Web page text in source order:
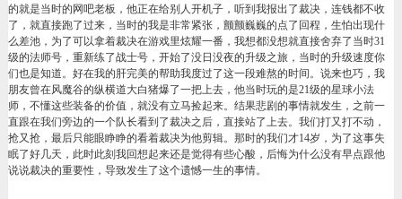
的就是当时的网吧老板，他正在给别人开机子，听到我报出了裁决，连钱都不收
了，就直接跑了过来，当时的我是非常紧张，颤颤巍巍的点了回程，生怕出现什
么差池，为了可以拿着裁决在游戏里炫耀一番，我想都没想就直接舍弃了当时31
级的法师号，重新练了战士号，开始了没日没夜的升级之旅，当时的升级速度你
们也是知道。好在我的肝完美的帮助我度过了这一段难熬的时间。说来也巧，我
朋友曾在风魔谷的纵横道大白猪爆了一把上去，他当时玩的是21级的星球小法
师，不懂这些装备的价值，就没有立马捡起来。结果悲剧的事情就发生，之前一
直跟在我们旁边的一个队长看到了裁决之后，直接站了上去。我们打又打不动，
抢又抢，最后只能眼睁睁的看着裁决为他剪辑。那时的我们才14岁，为了这事失
眠了好几天，此时此刻我回想起来还是觉得有些心酸，后悔为什么没有早点跟他
说说裁决的重要性，导致发生了这个遗憾一生的事情。